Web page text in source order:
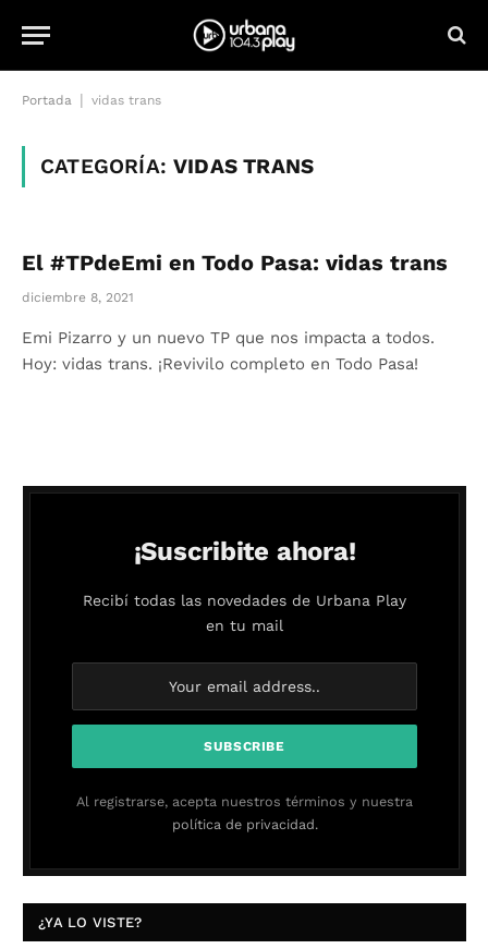
Portada vidas trans
CATEGORÍA:VIDAS TRANS
El #TPdeEmi en Todo Pasa: vidas trans
diciembre 8, 2021
Emi Pizarro y un nuevo TP que nos impacta a todos.
Hoy: vidas trans. ¡Revivilo completo en Todo Pasa!
¡Suscribite ahora!
Recibí todas las novedades de Urbana Play
en tu mail
Al registrarse, acepta nuestros términos y nuestra
política de privacidad.
¿YA LO VISTE?